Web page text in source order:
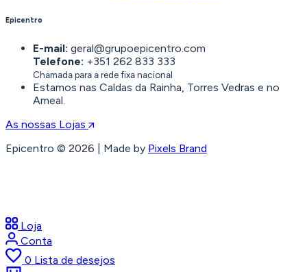
Epicentro
E-mail: geral@grupoepicentro.com
Telefone: +351 262 833 333
Chamada para a rede fixa nacional
Estamos nas Caldas da Rainha, Torres Vedras e no
Ameal.
As nossas Lojas
Epicentro © 2026 | Made by Pixels Brand
Loja
Conta
0 Lista de desejos